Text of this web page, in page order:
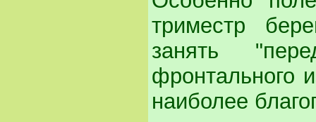
триместр
занять
фронтального
наиболее